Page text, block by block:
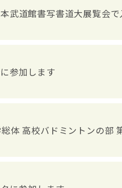
武道館書写書道大展覧会で
参加します
体 高校バドミントンの部